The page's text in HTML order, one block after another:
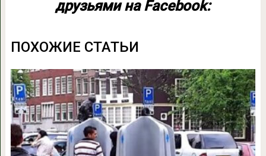
друзьями на Facebook:
ПОХОЖИЕ СТАТЬИ